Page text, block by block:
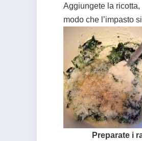
Aggiungete la
modo che l’impasto
Preparate i